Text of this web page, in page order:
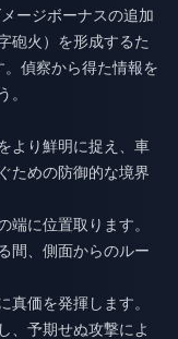
ージボーナスの追加
砲火）を形成するた
偵察から得た情報を
。
より鮮明に捉え、車
ための防御的な境界
に位置取ります。
間、側面からのルー
価を発揮します。
、予期せぬ攻撃によ